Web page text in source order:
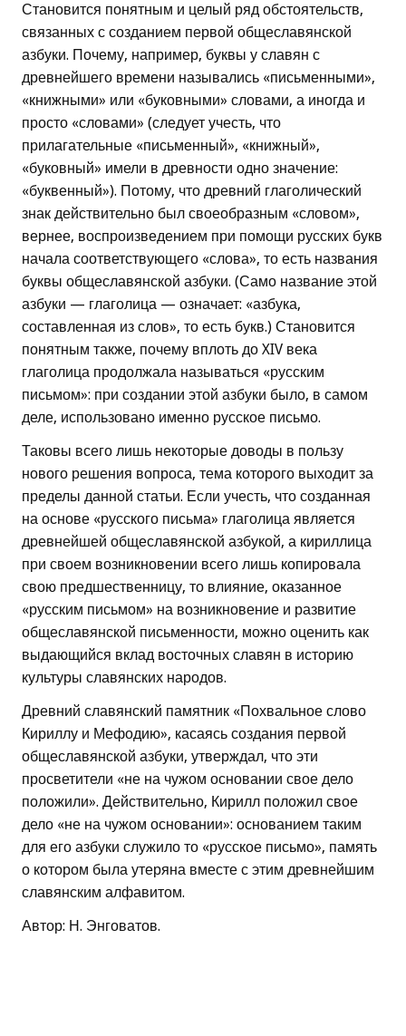
Становится понятным и целый ряд обстоятельств,
связанных с созданием первой общеславянской
азбуки. Почему, например, буквы у славян с
древнейшего времени назывались «письменными»,
«книжными» или «буковными» словами, а иногда и
просто «словами» (следует учесть, что
прилагательные «письменный», «книжный»,
«буковный» имели в древности одно значение:
«буквенный»). Потому, что древний глаголический
знак действительно был своеобразным «словом»,
вернее, воспроизведением при помощи русских букв
начала соответствующего «слова», то есть названия
буквы общеславянской азбуки. (Само название этой
азбуки — глаголица — означает: «азбука,
составленная из слов», то есть букв.) Становится
понятным также, почему вплоть до XIV века
глаголица продолжала называться «русским
письмом»: при создании этой азбуки было, в самом
деле, использовано именно русское письмо.
Таковы всего лишь некоторые доводы в пользу
нового решения вопроса, тема которого выходит за
пределы данной статьи. Если учесть, что созданная
на основе «русского письма» глаголица является
древнейшей общеславянской азбукой, а кириллица
при своем возникновении всего лишь копировала
свою предшественницу, то влияние, оказанное
«русским письмом» на возникновение и развитие
общеславянской письменности, можно оценить как
выдающийся вклад восточных славян в историю
культуры славянских народов.
Древний славянский памятник «Похвальное слово
Кириллу и Мефодию», касаясь создания первой
общеславянской азбуки, утверждал, что эти
просветители «не на чужом основании свое дело
положили». Действительно, Кирилл положил свое
дело «не на чужом основании»: основанием таким
для его азбуки служило то «русское письмо», память
о котором была утеряна вместе с этим древнейшим
славянским алфавитом.
Автор: Н. Энговатов.